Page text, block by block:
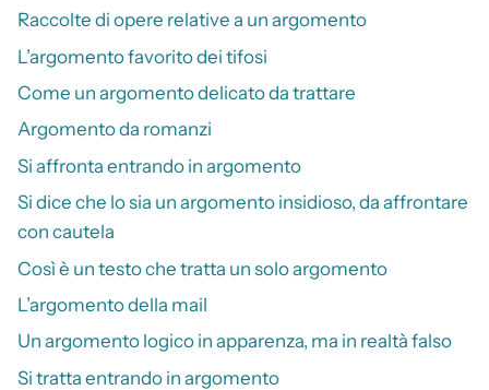
Raccolte di opere relative a un argomento
L’argomento favorito dei tifosi
Come un argomento delicato da trattare
Argomento da romanzi
Si affronta entrando in argomento
Si dice che lo sia un argomento insidioso, da affrontare
con cautela
Così è un testo che tratta un solo argomento
L’argomento della mail
Un argomento logico in apparenza, ma in realtà falso
Si tratta entrando in argomento